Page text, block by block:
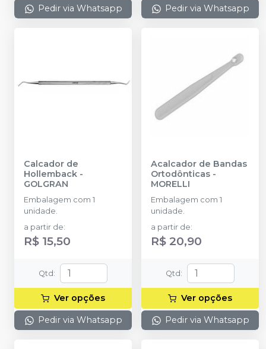
Pedir via Whatsapp Pedir via Whatsapp
Calcador de
Hollemback -
GOLGRAN
Embalagem com 1
unidade.
a partir de:
R$ 15,50
Qtd :
Ver opções
Pedir via Whatsapp
Acalcador de Bandas
Ortodônticas -
MORELLI
Embalagem com 1
unidade.
a partir de:
R$ 20,90
Qtd :
Ver opções
Pedir via Whatsapp